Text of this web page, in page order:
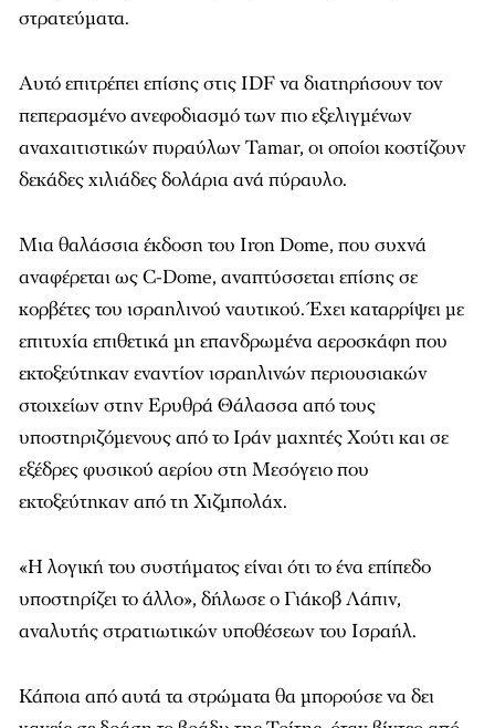
στρατεύματα.
Αυτό επιτρέπει επίσης στις IDF να διατηρήσουν τον
πεπερασμένο ανεφοδιασμό των πιο εξελιγμένων
αναχαιτιστικών πυραύλων Tamar, οι οποίοι κοστίζουν
δεκάδες χιλιάδες δολάρια ανά πύραυλο.
Μια θαλάσσια έκδοση του Iron Dome, που συχνά
αναφέρεται ως C-Dome, αναπτύσσεται επίσης σε
κορβέτες του ισραηλινού ναυτικού. Έχει καταρρίψει με
επιτυχία επιθετικά μη επανδρωμένα αεροσκάφη που
εκτοξεύτηκαν εναντίον ισραηλινών περιουσιακών
στοιχείων στην Ερυθρά Θάλασσα από τους
υποστηριζόμενους από το Ιράν μαχητές Χούτι και σε
εξέδρες φυσικού αερίου στη Μεσόγειο που
εκτοξεύτηκαν από τη Χιζμπολάχ.
«Η λογική του συστήματος είναι ότι το ένα επίπεδο
υποστηρίζει το άλλο», δήλωσε ο Γιάκοβ Λάπιν,
αναλυτής στρατιωτικών υποθέσεων του Ισραήλ.
Κάποια από αυτά τα στρώματα θα μπορούσε να δει